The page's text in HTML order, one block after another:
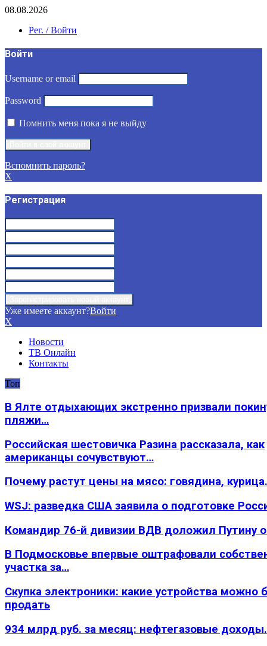
08.08.2026
Рег. / Войти
Войти
Username or email
Password
Помнить меня пока я не выйду
Вспомнить пароль?
X
Регистрация
Уже имеете аккаунт?Войти
X
Новости
ТВ Онлайн
Контакты
Топ
В Ялте отдыхающих экстренно призвали
пляжи…
Российская шестовичка Разина рассказала, как
американцы сочувствуют…
Почему растут цены на мясо: говядина,
WSJ: разведка США заявила о подготовке
Командир 76-й дивизии ВДВ доложил Путину
В Подмосковье впервые оштрафовали
участка за…
Скупка электроники: какие устройства можно
продать
934 млрд руб. за месяц: нефтегазовые